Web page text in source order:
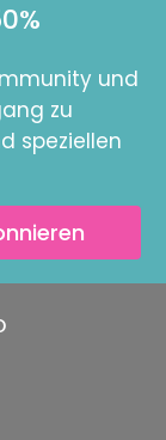
und
zu
speziellen